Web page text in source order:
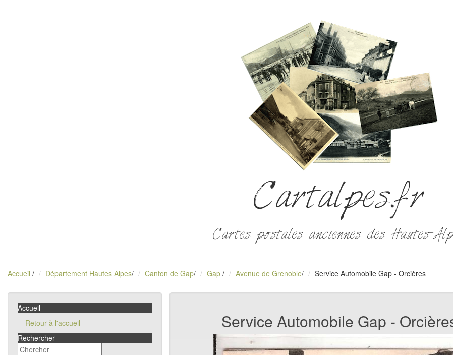
Cartalpes.fr
Cartes postales anciennes des Hautes-
Accueil / Département Hautes Alpes/ Canton de Gap/ Gap / Avenue de Grenoble/ Service Automobile Gap - Orcières
Accueil
Retour à l'accueil
Rechercher
Service Automobile Gap -